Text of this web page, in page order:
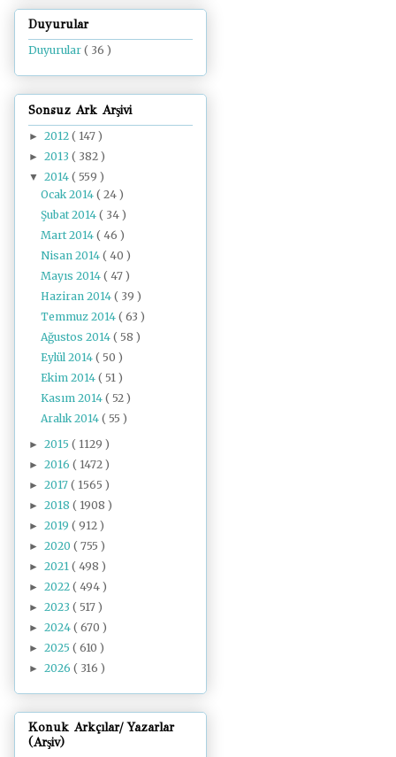
Duyurular
Duyurular ( 36 )
Sonsuz Ark Arşivi
► 2012 ( 147 )
► 2013 ( 382 )
▼ 2014 ( 559 )
Ocak 2014( 24 )
Şubat 2014( 34 )
Mart 2014( 46 )
Nisan 2014( 40 )
Mayıs 2014( 47 )
Haziran 2014( 39 )
Temmuz 2014( 63 )
Ağustos 2014( 58 )
Eylül 2014( 50 )
Ekim 2014( 51 )
Kasım 2014( 52 )
Aralık 2014( 55 )
► 2015 ( 1129 )
► 2016 ( 1472 )
► 2017 ( 1565 )
► 2018 ( 1908 )
► 2019 ( 912 )
► 2020 ( 755 )
► 2021 ( 498 )
► 2022 ( 494 )
► 2023 ( 517 )
► 2024 ( 670 )
► 2025 ( 610 )
► 2026 ( 316 )
Konuk Arkçılar/ Yazarlar
(Arşiv)